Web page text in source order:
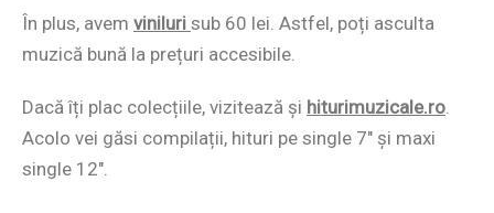
În plus, avem viniluri sub 60 lei. Astfel, poți asculta
muzică bună la prețuri accesibile.
Dacă îți plac colecțiile, vizitează și hiturimuzicale.ro.
Acolo vei găsi compilații, hituri pe single 7″ și maxi
single 12″.